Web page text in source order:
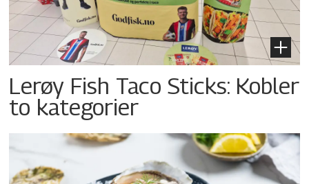
Lerøy Fish Taco Sticks: Kobler
to kategorier